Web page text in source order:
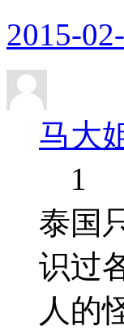
2015-
马大
1
泰国
识过
人的